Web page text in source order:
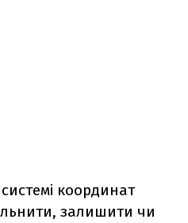
координат
залишити чи